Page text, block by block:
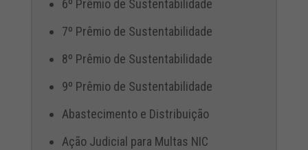
6º Prêmio de Sustentabilidade
7º Prêmio de Sustentabilidade
8º Prêmio de Sustentabilidade
9º Prêmio de Sustentabilidade
Abastecimento e Distribuição
Ação Judicial para Multas NIC